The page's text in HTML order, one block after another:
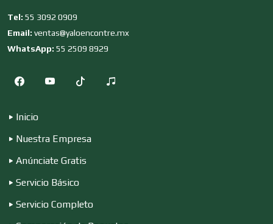
Combustibles y Lubricantes
Compresores de aire
Conferencias Empresariales
Tel: 55 3092 0909
Email: ventas@yaloencontre.mx
WhatsApp: 55 2509 8929
Inicio
Nuestra Empresa
Anúnciate Gratis
Servicio Básico
Servicio Completo